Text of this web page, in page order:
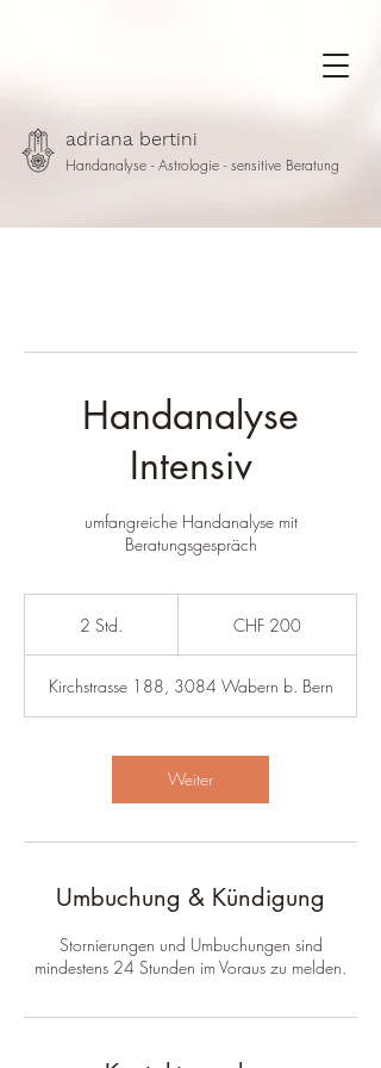
adriana bertini
Handanalyse - Astrologie - sensitive Beratung
Handanalyse
Intensiv
umfangreiche Handanalyse mit
Beratungsgespräch
2 Std.
d
.
CHF 200
Kirchstrasse 188, 3084 Wabern b. Bern
Weiter
Umbuchung & Kündigung
Stornierungen und Umbuchungen sind
mindestens 24 Stunden im Voraus zu melden.